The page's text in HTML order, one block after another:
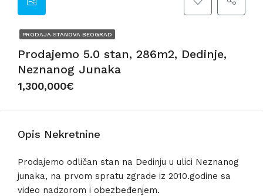
PRODAJA STANOVA BEOGRAD
Prodajemo 5.0 stan, 286m2, Dedinje,
Neznanog Junaka
1,300,000€
Opis Nekretnine
Prodajemo odličan stan na Dedinju u ulici Neznanog
junaka, na prvom spratu zgrade iz 2010.godine sa
video nadzorom i obezbeđenjem.